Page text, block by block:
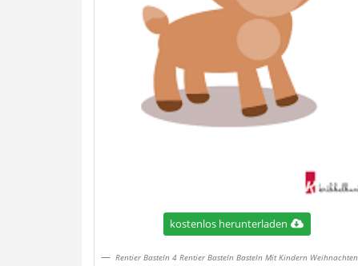
kostenlos herunterladen
Rentier Basteln 4 Rentier Basteln Basteln Mit Kindern Weihnachten